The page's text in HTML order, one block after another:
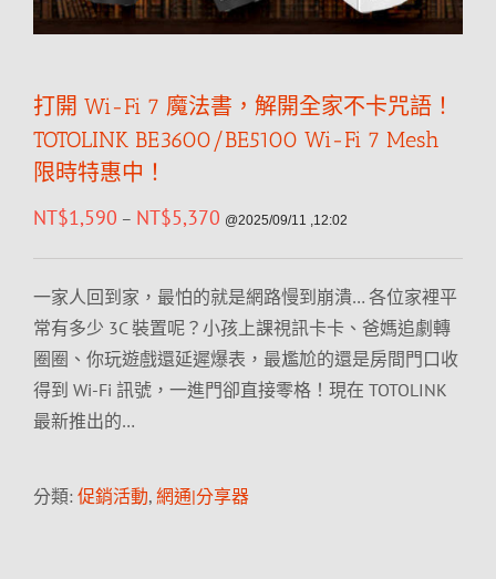
打開 Wi-Fi 7 魔法書，解開全家不卡咒語！
TOTOLINK BE3600/BE5100 Wi-Fi 7 Mesh
限時特惠中！
NT$1,590 – NT$5,370 @2025/09/11 ,12:02
一家人回到家，最怕的就是網路慢到崩潰… 各位家裡平
常有多少 3C 裝置呢？小孩上課視訊卡卡、爸媽追劇轉
圈圈、你玩遊戲還延遲爆表，最尷尬的還是房間門口收
得到 Wi-Fi 訊號，一進門卻直接零格！現在 TOTOLINK
最新推出的…
分類: 促銷活動, 網通|分享器